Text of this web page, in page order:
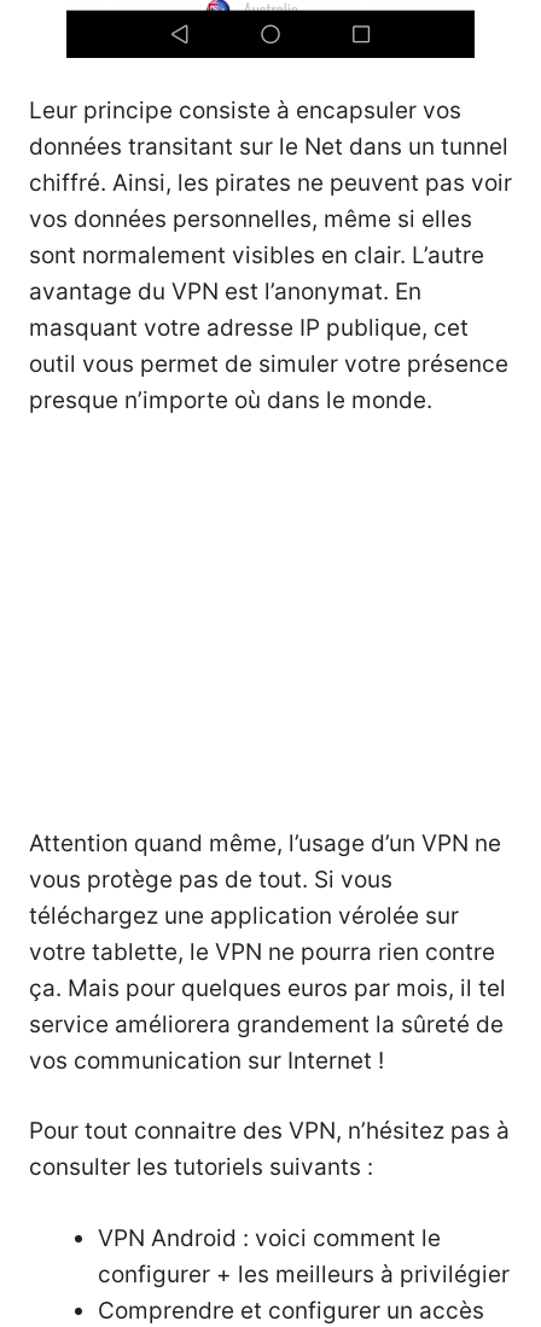
Leur principe consiste à encapsuler vos
données transitant sur le Net dans un tunnel
chiffré. Ainsi, les pirates ne peuvent pas voir
vos données personnelles, même si elles
sont normalement visibles en clair. L’autre
avantage du VPN est l’anonymat. En
masquant votre adresse IP publique, cet
outil vous permet de simuler votre présence
presque n’importe où dans le monde.
Attention quand même, l’usage d’un VPN ne
vous protège pas de tout. Si vous
téléchargez une application vérolée sur
votre tablette, le VPN ne pourra rien contre
ça. Mais pour quelques euros par mois, il tel
service améliorera grandement la sûreté de
vos communication sur Internet !
Pour tout connaitre des VPN, n’hésitez pas à
consulter les tutoriels suivants :
VPN Android : voici comment le
configurer + les meilleurs à privilégier
Comprendre et configurer un accès